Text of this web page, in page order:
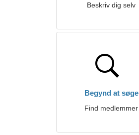
Beskriv dig selv
Begynd at søge
Find medlemmer